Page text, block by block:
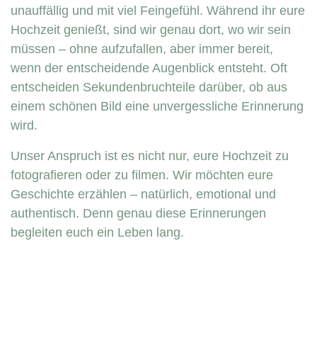
unauffällig und mit viel Feingefühl. Während ihr eure
Hochzeit genießt, sind wir genau dort, wo wir sein
müssen – ohne aufzufallen, aber immer bereit,
wenn der entscheidende Augenblick entsteht. Oft
entscheiden Sekundenbruchteile darüber, ob aus
einem schönen Bild eine unvergessliche Erinnerung
wird.
Unser Anspruch ist es nicht nur, eure Hochzeit zu
fotografieren oder zu filmen. Wir möchten eure
Geschichte erzählen – natürlich, emotional und
authentisch. Denn genau diese Erinnerungen
begleiten euch ein Leben lang.